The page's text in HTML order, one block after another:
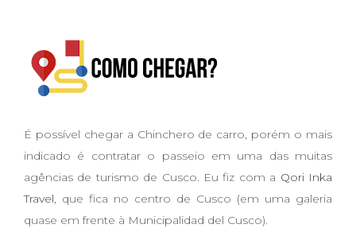
É possível chegar a Chinchero de carro, porém o mais
indicado é contratar o passeio em uma das muitas
agências de turismo de Cusco. Eu fiz com a Qori Inka
Travel, que fica no centro de Cusco (em uma galeria
quase em frente à Municipalidad del Cusco).